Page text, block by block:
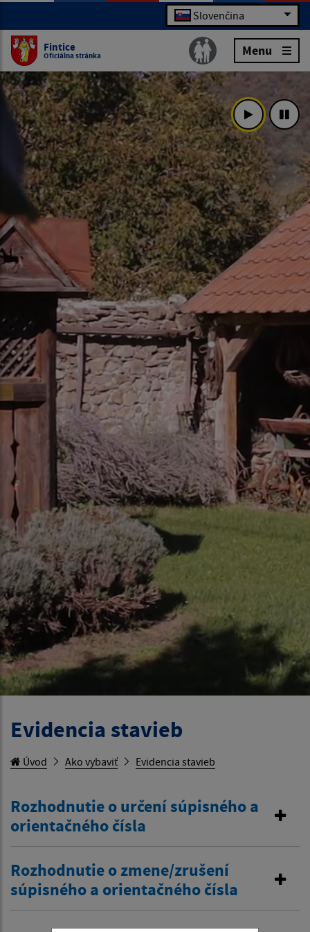
Slovenčina
Fintice
Oficiálna stránka Menu
Evidencia stavieb
Úvod Ako vybaviť Evidencia stavieb
Rozhodnutie o určení súpisného a
orientačného čísla
Rozhodnutie o zmene/zrušení
súpisného a orientačného čísla